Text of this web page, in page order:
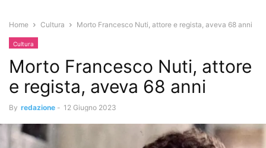
Home Cultura Morto Francesco Nuti, attore e regista, aveva 68 anni
Cultura
Morto Francesco Nuti, attore
e regista, aveva 68 anni
By redazione - 12 Giugno 2023